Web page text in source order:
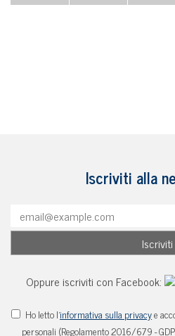
Iscriviti alla
Oppure iscriviti con Facebook:
Ho letto l'informativa sulla privacye
personali (Regolamento 2016/679 -